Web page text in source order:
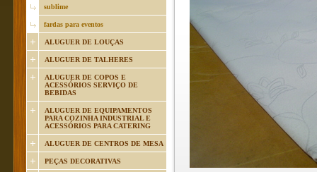
sublime
fardas para eventos
ALUGUER DE LOUÇAS
ALUGUER DE TALHERES
ALUGUER DE COPOS E
ACESSÓRIOS SERVIÇO DE
BEBIDAS
ALUGUER DE EQUIPAMENTOS
PARA COZINHA INDUSTRIAL E
ACESSÓRIOS PARA CATERING
ALUGUER DE CENTROS DE MESA
PEÇAS DECORATIVAS